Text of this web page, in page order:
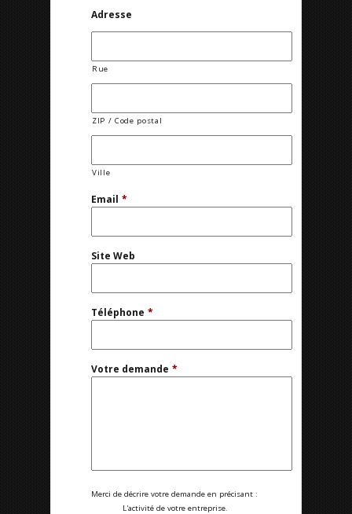
Adresse
Rue
ZIP / Code postal
Ville
Email *
Site Web
Téléphone *
Votre demande *
Merci de décrire votre demande en précisant :
L'activité de votre entreprise.